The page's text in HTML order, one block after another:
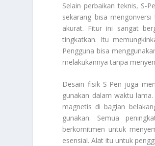
Selain perbaikan teknis, S-
sekarang bisa
akurat. Fitur ini sangat
tingkatkan. Itu
Pengguna bisa
melakukannya tanpa
Desain fisik S-Pen juga
gunakan dalam waktu
magnetis di bagian
gunakan. Semua
berkomitmen untuk
esensial. Alat itu untuk